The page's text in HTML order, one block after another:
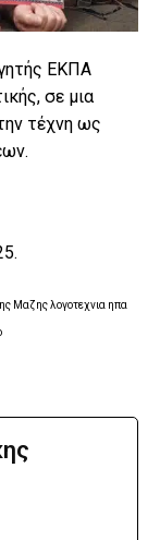
ΕΚΠΑ
σε μια
τέχνη ως
Μαζης λογοτεχνια ηπα